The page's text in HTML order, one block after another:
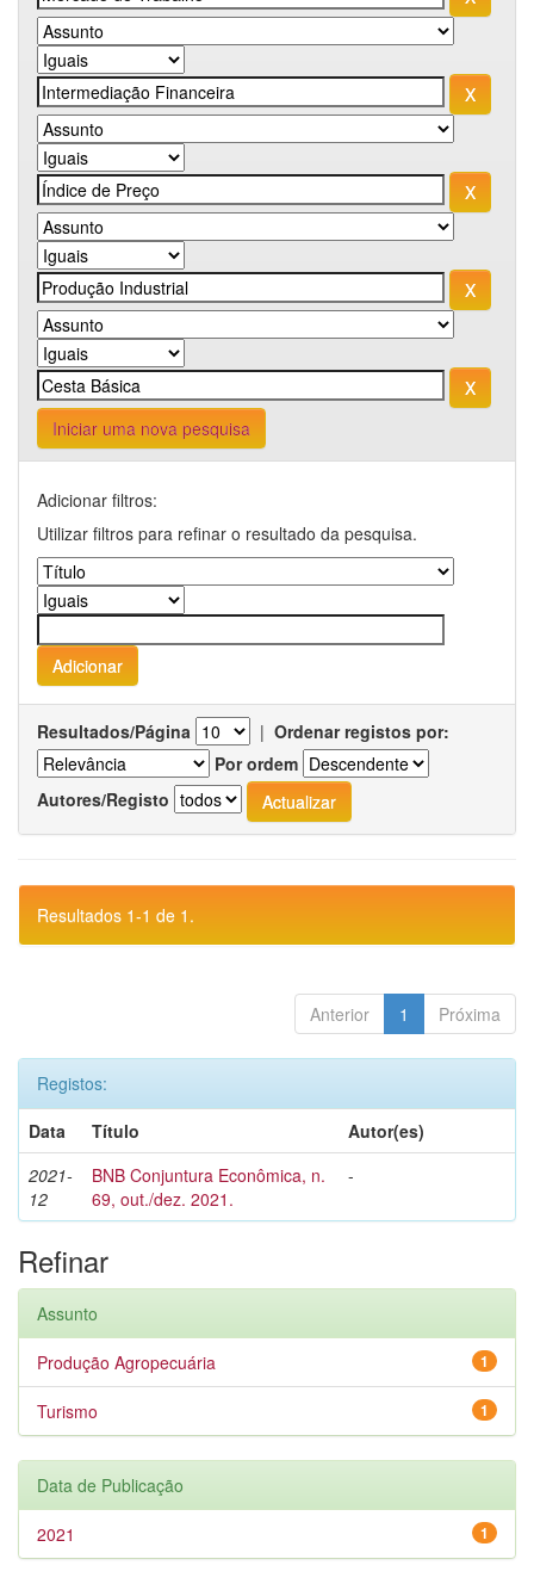
Iniciar uma nova pesquisa
Adicionar filtros:
Utilizar filtros para refinar o resultado da pesquisa.
Resultados/Página | Ordenar registos por:
Por ordem
Autores/Registo
Resultados 1-1 de 1.
Anterior 1 Próxima
Registos:
Data
Título
Autor(es)
2021-
12
BNB Conjuntura Econômica, n.
69, out./dez. 2021.
-
Refinar
Assunto
1
Produção Agropecuária
1
Turismo
Data de Publicação
1
2021